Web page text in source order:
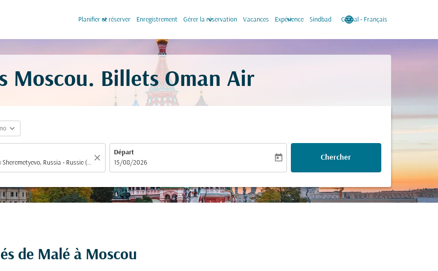
Planifier et réserver
keyboard_arrow_down Enregistrement Gérer la réservation
keyboard_arrow_down Vacances Expérience
keyboard_arrow_down Sindbad language
Global - Français
keyboard_arrow_down
Moscou. Billets Oman Air
expand_more
close
Départ
fc-booking-departure-date-aria-label
15/08/2026
today Chercher
de Malé à Moscou
et/ou destination) ou interagissez avec les dates individuelles ci-dessous afin de trouver des offres.